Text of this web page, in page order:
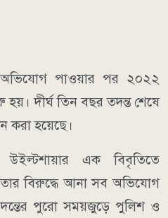
পাওয়ার পর ২০২২
হয়। দীর্ঘ তিন বছর তদন্ত শেষে
করা হয়েছে।
উইল্টশায়ার এক বিবৃতিতে
তার বিরুদ্ধে আনা সব অভিযোগ
পুরো সময়জুড়ে পুলিশ ও